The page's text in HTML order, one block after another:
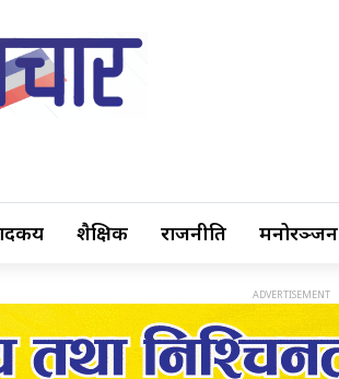
शैक्षिक राजनीति मनोरञ्जन